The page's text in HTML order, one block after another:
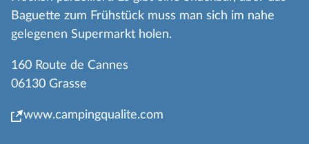
Baguette zum Frühstück muss man sich im nahe
gelegenen Supermarkt holen.
160 Route de Cannes
06130 Grasse
www.campingqualite.com